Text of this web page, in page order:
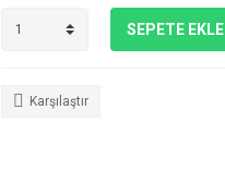
SEPETE EKLE
Karşılaştır